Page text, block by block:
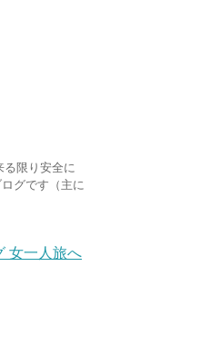
る限り安全に
グです（主に